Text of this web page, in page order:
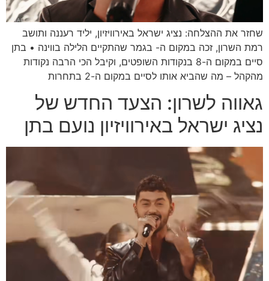
שחזר את ההצלחה: נציג ישראל באירוויזיון, יליד רעננה ותושב
רמת השרון, זכה במקום ה- בגמר שהתקיים הלילה בווינה • בתן
סיים במקום ה-8 בנקודות השופטים, וקיבל הכי הרבה נקודות
מהקהל – מה שהביא אותו לסיים במקום ה-2 בתחרות
גאווה לשרון: הצעד החדש של
נציג ישראל באירוויזיון נועם בתן